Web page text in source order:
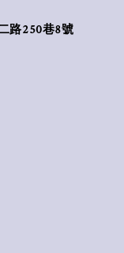
路250巷8號